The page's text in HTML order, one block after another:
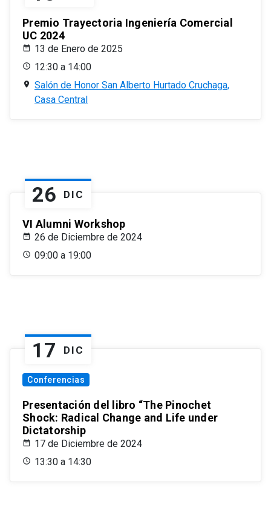
Premio Trayectoria Ingeniería Comercial
UC 2024
13 de Enero de 2025
12:30 a 14:00
Salón de Honor San Alberto Hurtado Cruchaga,
Casa Central
26 DIC
VI Alumni Workshop
26 de Diciembre de 2024
09:00 a 19:00
17 DIC
Conferencias
Presentación del libro “The Pinochet
Shock: Radical Change and Life under
Dictatorship
17 de Diciembre de 2024
13:30 a 14:30